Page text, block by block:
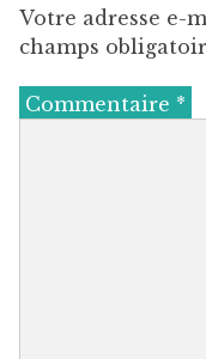
Votre adresse e-
champs
Commentaire *